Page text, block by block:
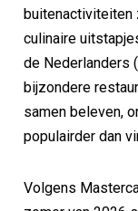
buitenactiviteiten
culinaire
de Nederlanders
bijzondere
samen beleven,
populairder dan
Volgens